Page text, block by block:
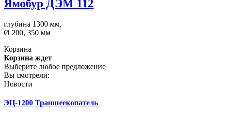
Ямобур ДЭМ 112
глубина 1300 мм,
Ø 200, 350 мм
Корзина
Корзина ждет
Выберите любое предложение
Вы смотрели:
Новости
ЭЦ-1200 Траншеекопатель